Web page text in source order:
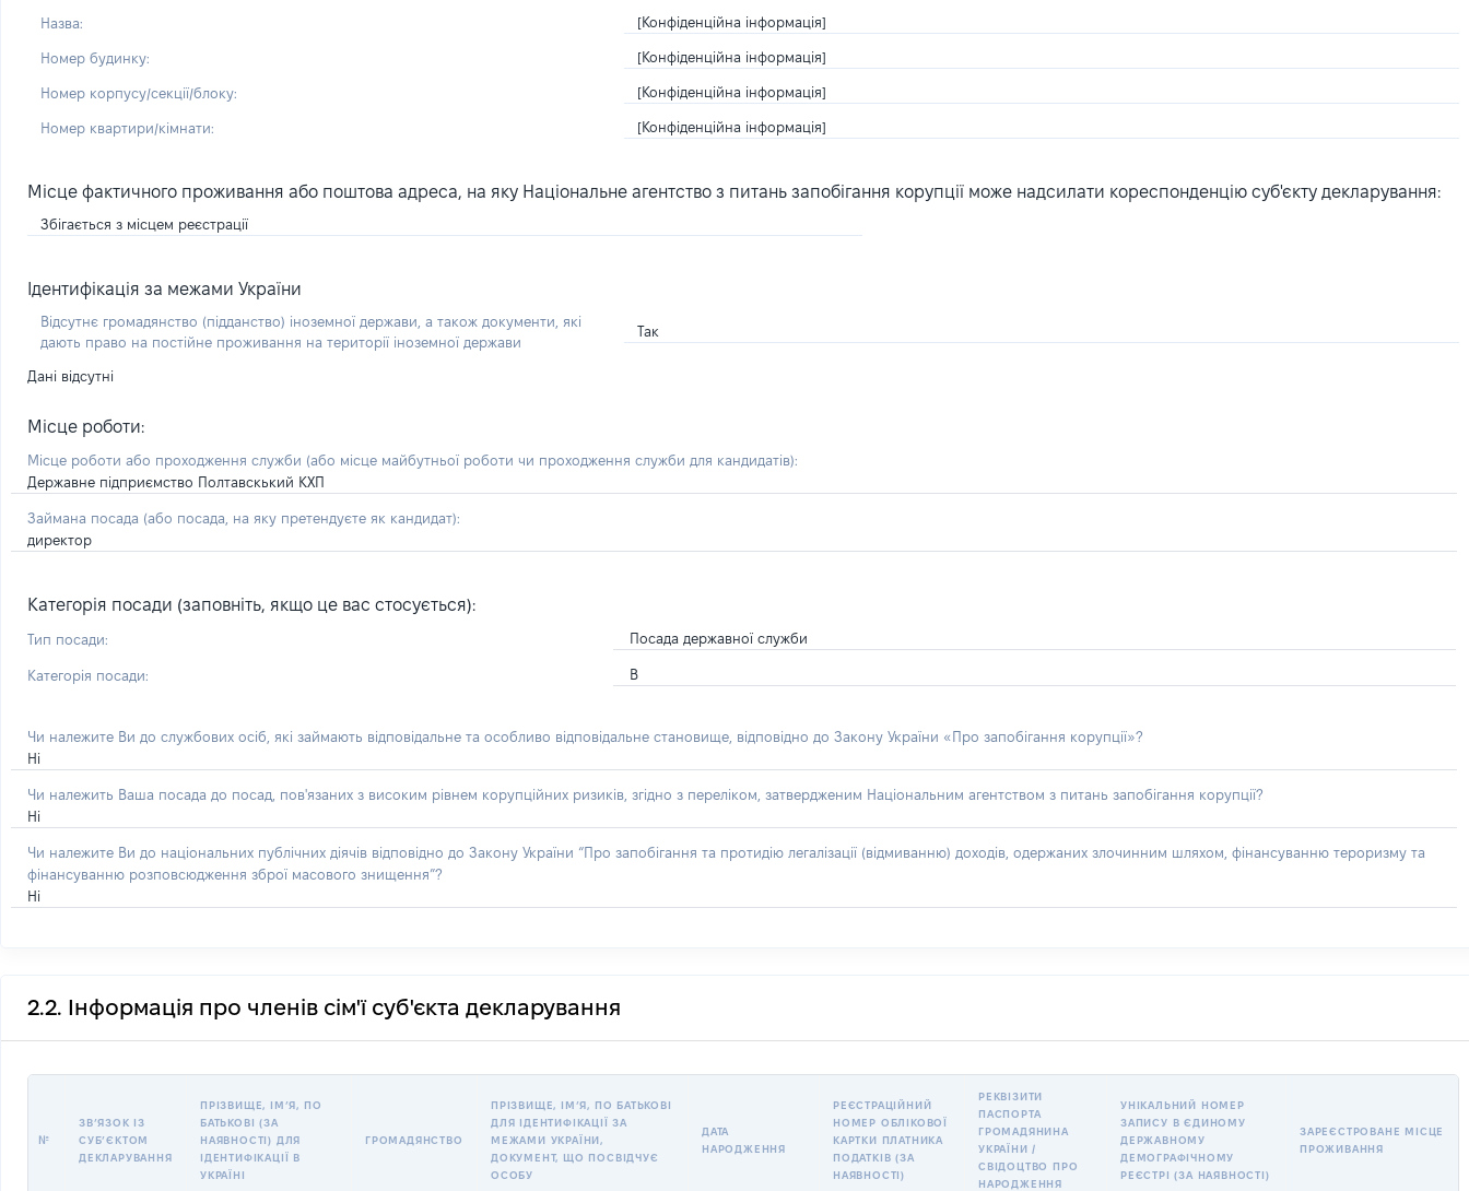
Назва: [Конфіденційна інформація]
Номер будинку: [Конфіденційна інформація]
Номер корпусу/секції/блоку: [Конфіденційна інформація]
Номер квартири/кімнати: [Конфіденційна інформація]
Місце фактичного проживання або поштова адреса, на яку Національне агентство з питань запобігання корупції може надсилати кореспонденцію суб'єкту декларування:
Збігається з місцем реєстрації
Ідентифікація за межами України
Відсутнє громадянство (підданство) іноземної держави, а також документи, які
дають право на постійне проживання на території іноземної держави
Так
Дані відсутні
Місце роботи:
Місце роботи або проходження служби (або місце майбутньої роботи чи проходження служби для кандидатів):
Державне підприємство Полтавскький КХП
Займана посада (або посада, на яку претендуєте як кандидат):
директор
Категорія посади (заповніть, якщо це вас стосується):
Тип посади: Посада державної служби
Категорія посади: В
Чи належите Ви до службових осіб, які займають відповідальне та особливо відповідальне становище, відповідно до Закону України «Про запобігання корупції»?
Ні
Чи належить Ваша посада до посад, пов'язаних з високим рівнем корупційних ризиків, згідно з переліком, затвердженим Національним агентством з питань запобігання корупції?
Ні
Чи належите Ви до національних публічних діячів відповідно до Закону України “Про запобігання та протидію легалізації (відмиванню) доходів, одержаних злочинним шляхом, фінансуванню тероризму та
фінансуванню розповсюдження зброї масового знищення”?
Ні
2.2. Інформація про членів сім'ї суб'єкта декларування
№
ЗВʼЯЗОК ІЗ
СУБʼЄКТОМ
ДЕКЛАРУВАННЯ
ПРІЗВИЩЕ, ІМʼЯ, ПО
БАТЬКОВІ (ЗА
НАЯВНОСТІ) ДЛЯ
ІДЕНТИФІКАЦІЇ В
УКРАЇНІ
ГРОМАДЯНСТВО
ПРІЗВИЩЕ, ІМʼЯ, ПО БАТЬКОВІ
ДЛЯ ІДЕНТИФІКАЦІЇ ЗА
МЕЖАМИ УКРАЇНИ,
ДОКУМЕНТ, ЩО ПОСВІДЧУЄ
ОСОБУ
ДАТА
НАРОДЖЕННЯ
РЕЄСТРАЦІЙНИЙ
НОМЕР ОБЛІКОВОЇ
КАРТКИ ПЛАТНИКА
ПОДАТКІВ (ЗА
НАЯВНОСТІ)
РЕКВІЗИТИ
ПАСПОРТА
ГРОМАДЯНИНА
УКРАЇНИ /
СВІДОЦТВО ПРО
НАРОДЖЕННЯ
УНІКАЛЬНИЙ НОМЕР
ЗАПИСУ В ЄДИНОМУ
ДЕРЖАВНОМУ
ДЕМОГРАФІЧНОМУ
РЕЄСТРІ (ЗА НАЯВНОСТІ)
ЗАРЕЄСТРОВАНЕ МІСЦЕ
ПРОЖИВАННЯ